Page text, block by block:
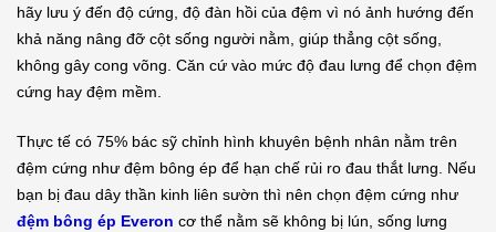
hãy lưu ý đến độ cứng, độ đàn hồi của đệm vì nó ảnh hướng đến
khả năng nâng đỡ cột sống người nằm, giúp thẳng cột sống,
không gây cong võng. Căn cứ vào mức độ đau lưng để chọn đệm
cứng hay đệm mềm.
Thực tế có 75% bác sỹ chỉnh hình khuyên bệnh nhân nằm trên
đệm cứng như đệm bông ép để hạn chế rủi ro đau thắt lưng. Nếu
bạn bị đau dây thần kinh liên sườn thì nên chọn đệm cứng như
đệm bông ép Everon cơ thể nằm sẽ không bị lún, sống lưng